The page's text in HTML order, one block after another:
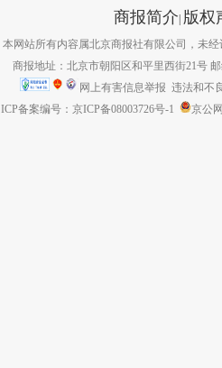
商报简介| 版权
本网站所有内容属北京商报社有限公司，未经
商报地址：北京市朝阳区和平里西街21号
网上有害信息举报 违法和不
ICP备案编号：京ICP备08003726号-1
京公